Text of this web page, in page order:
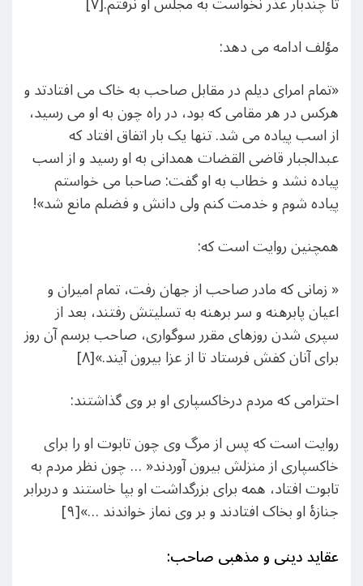
مؤلف ادامه می دهد:
«تمام امرای دیلم در مقابل صاحب به خاک می افتادتد و
هرکس در هر مقامی که بود، در راه چون به او می رسید،
از اسب پیاده می شد. تنها یک بار اتفاق افتاد که
عبدالجبار قاضی القضات همدانی به او رسید و از اسب
پیاده نشد و خطاب به او گفت: صاحبا می خواستم
پیاده شوم و خدمت کنم ولی دانش و فضلم مانع شد»!
همچنین روایت است که:
« زمانی که مادر صاحب از جهان رفت، تمام امیران و
اعیان پابرهنه و سر برهنه به تسلیتش رفتند، بعد از
سپری شدن روزهای مقرر سوگواری، صاحب برسم آن روز
برای آنان کفش فرستاد تا از عزا بیرون آیند.»[۸]
احترامی که مردم درخاکسپاری او بر وی گذاشتند:
روایت است که پس از مرگ وی چون تابوت او را برای
خاکسپاری از منزلش بیرون آوردند« … چون نظر مردم به
تابوت افتاد، همه برای بزرگداشت او بپا خاستند و دربرابر
جنازۀ او بخاک افتادند و بر وی نماز خواندند …»[۹]
عقاید دینی و مذهبی صاحب: